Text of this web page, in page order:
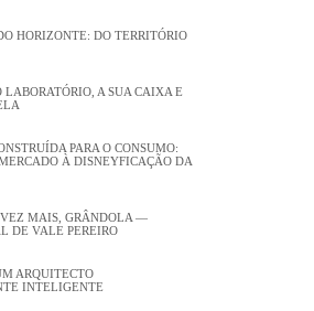
HORIZONTE: DO TERRITÓRIO
LABORATÓRIO, A SUA CAIXA E
PARA O CONSUMO:
À DISNEYFICAÇÃO DA
VEZ MAIS, GRÂNDOLA —
DE VALE PEREIRO
ARQUITECTO
INTELIGENTE